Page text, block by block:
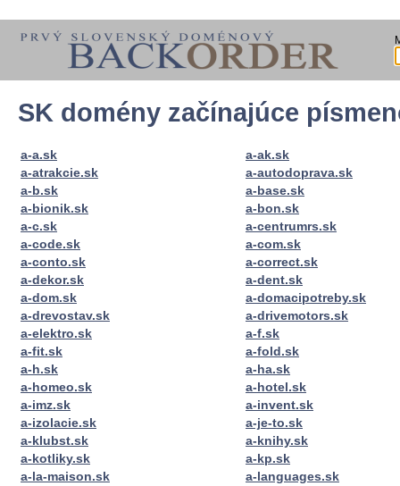
SK domény začínajúce
a-a.sk
a-ak.sk
a-atrakcie.sk
a-autodoprava.sk
a-b.sk
a-base.sk
a-bionik.sk
a-bon.sk
a-c.sk
a-centrumrs.sk
a-code.sk
a-com.sk
a-conto.sk
a-correct.sk
a-dekor.sk
a-dent.sk
a-dom.sk
a-domacipotreby.sk
a-drevostav.sk
a-drivemotors.sk
a-elektro.sk
a-f.sk
a-fit.sk
a-fold.sk
a-h.sk
a-ha.sk
a-homeo.sk
a-hotel.sk
a-imz.sk
a-invent.sk
a-izolacie.sk
a-je-to.sk
a-klubst.sk
a-knihy.sk
a-kotliky.sk
a-kp.sk
a-la-maison.sk
a-languages.sk